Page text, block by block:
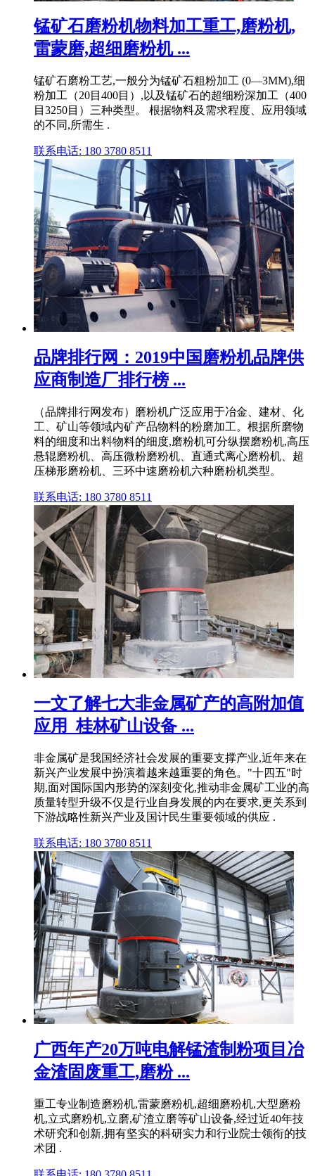
锰矿石磨粉机物料加工重工,磨粉机,
雷蒙磨,超细磨粉机 ...
锰矿石磨粉工艺,一般分为锰矿石粗粉加工 (0—3MM),细
粉加工（20目400目）,以及锰矿石的超细粉深加工（400
目3250目）三种类型。 根据物料及需求程度、应用领域
的不同,所需生 .
联系电话: 180 3780 8511
品牌排行网：2019中国磨粉机品牌供
应商制造厂排行榜 ...
（品牌排行网发布）磨粉机广泛应用于冶金、建材、化
工、矿山等领域内矿产品物料的粉磨加工。根据所磨物
料的细度和出料物料的细度,磨粉机可分纵摆磨粉机,高压
悬辊磨粉机、高压微粉磨粉机、直通式离心磨粉机、超
压梯形磨粉机、三环中速磨粉机六种磨粉机类型。
联系电话: 180 3780 8511
一文了解七大非金属矿产的高附加值
应用_桂林矿山设备 ...
非金属矿是我国经济社会发展的重要支撑产业,近年来在
新兴产业发展中扮演着越来越重要的角色。"十四五"时
期,面对国际国内形势的深刻变化,推动非金属矿工业的高
质量转型升级不仅是行业自身发展的内在要求,更关系到
下游战略性新兴产业及国计民生重要领域的供应 .
联系电话: 180 3780 8511
广西年产20万吨电解锰渣制粉项目冶
金渣固废重工,磨粉 ...
重工专业制造磨粉机,雷蒙磨粉机,超细磨粉机,大型磨粉
机,立式磨粉机,立磨,矿渣立磨等矿山设备,经过近40年技
术研究和创新,拥有坚实的科研实力和行业院士领衔的技
术团 .